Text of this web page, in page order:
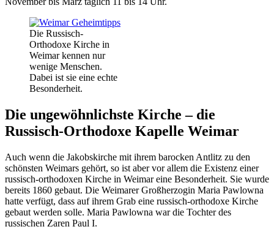
Die Russisch-
Orthodoxe Kirche in
Weimar kennen nur
wenige Menschen.
Dabei ist sie eine echte
Besonderheit.
Die ungewöhnlichste Kirche – die
Russisch-Orthodoxe Kapelle Weimar
Auch wenn die Jakobskirche mit ihrem barocken Antlitz zu den
schönsten Weimars gehört, so ist aber vor allem die Existenz einer
russisch-orthodoxen Kirche in Weimar eine Besonderheit. Sie wurde
bereits 1860 gebaut. Die Weimarer Großherzogin Maria Pawlowna
hatte verfügt, dass auf ihrem Grab eine russisch-orthodoxe Kirche
gebaut werden solle. Maria Pawlowna war die Tochter des
russischen Zaren Paul I.